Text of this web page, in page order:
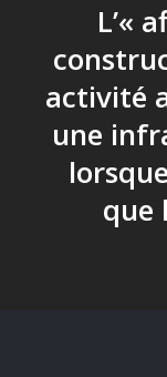
L’«
activité
une
que